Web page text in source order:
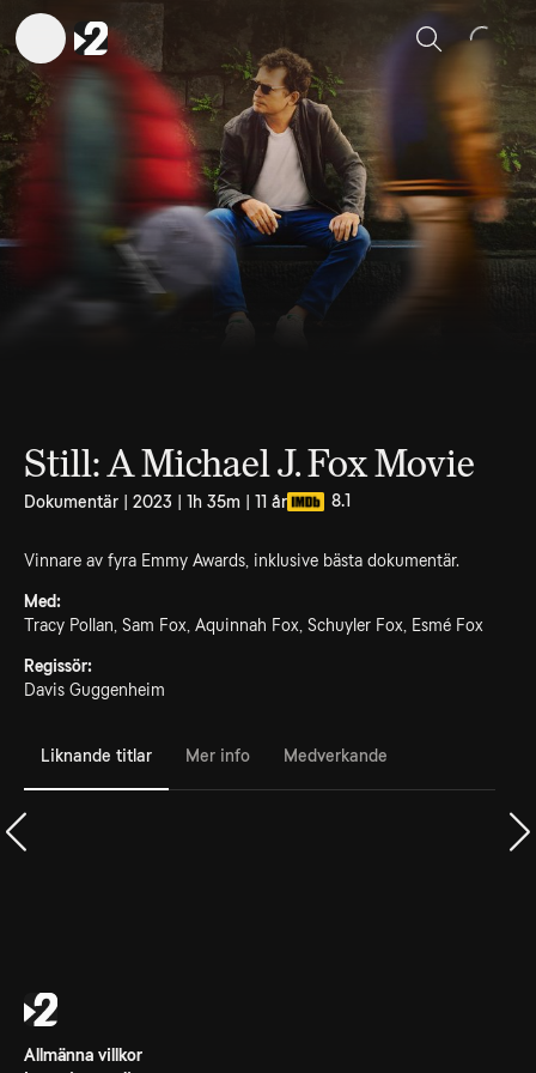
Sök
Still: A Michael J. Fox Movie
Dokumentär | 2023 | 1h 35m | 11 år 8.1
Vinnare av fyra Emmy Awards, inklusive bästa dokumentär.
Med:
Tracy Pollan, Sam Fox, Aquinnah Fox, Schuyler Fox, Esmé Fox
Regissör:
Davis Guggenheim
Liknande titlar Mer info Medverkande
Allmänna villkor